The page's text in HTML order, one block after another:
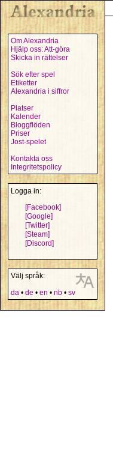
Om Alexandria
Hjälp oss: Att-göra
Skicka in rättelser
Sök efter spel
Etiketter
Alexandria i siffror
Platser
Kalender
Bloggflöden
Priser
Jost-spelet
Kontakta oss
Integritetspolicy
Logga in:
[Facebook]
[Google]
[Twitter]
[Steam]
[Discord]
Välj språk:
da • de • en • nb • sv